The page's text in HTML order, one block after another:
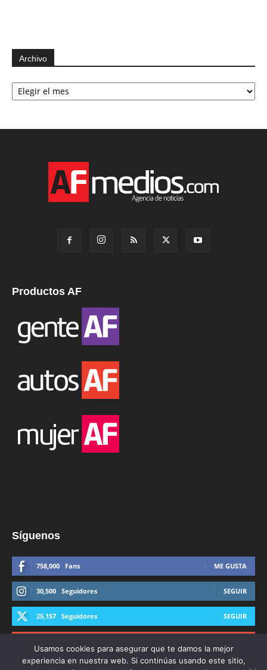
Archivo
Archivo
Productos AF
Síguenos
758,000 Fans ME GUSTA
30,500 Seguidores SEGUIR
25,157 Seguidores SEGUIR
Usamos cookies para asegurar que te damos la mejor
experiencia en nuestra web. Si continúas usando este sitio,